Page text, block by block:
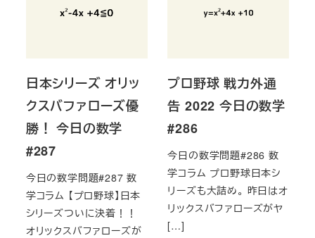
日本シリーズ オリッ
クスバファローズ優
勝！ 今日の数学
#287
今日の数学問題#287 数
学コラム 【プロ野球】日本
シリーズついに決着！！
オリックスバファローズが
プロ野球 戦力外通
告 2022 今日の数学
#286
今日の数学問題#286 数
学コラム プロ野球日本シ
リーズも大詰め。 昨日はオ
リックスバファローズがヤ
[…]